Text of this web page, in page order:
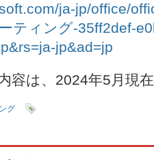
ja-jp/office/
ティング-35ff2def-
jp&ad=jp
容は、2024年5月現
グ